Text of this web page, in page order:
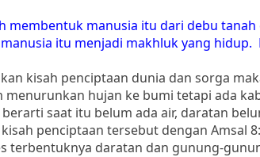
membentuk manusia itu dari debu
itu menjadi makhluk yang hidup.
kisah penciptaan dunia dan sorga
menurunkan hujan ke bumi tetapi ada
saat itu belum ada air, daratan
penciptaan tersebut dengan Amsal
terbentuknya daratan dan gunung-